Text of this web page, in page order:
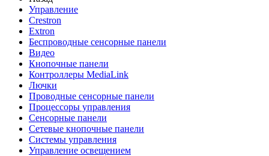
Управление
Crestron
Extron
Беспроводные сенсорные панели
Видео
Кнопочные панели
Контроллеры MediaLink
Лючки
Проводные сенсорные панели
Процессоры управления
Сенсорные панели
Сетевые кнопочные панели
Системы управления
Управление освещением